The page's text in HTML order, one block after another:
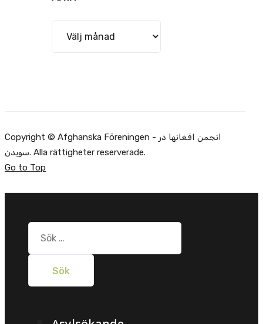
Copyright © Afghanska Föreningen - انجمن افغانها در
سویدن. Alla rättigheter reserverade.
Go to Top
Sök
efter: